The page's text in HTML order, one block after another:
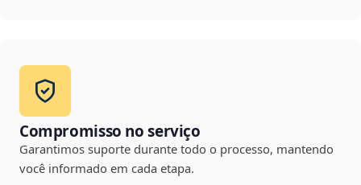
Compromisso no serviço
Garantimos suporte durante todo o processo, mantendo
você informado em cada etapa.